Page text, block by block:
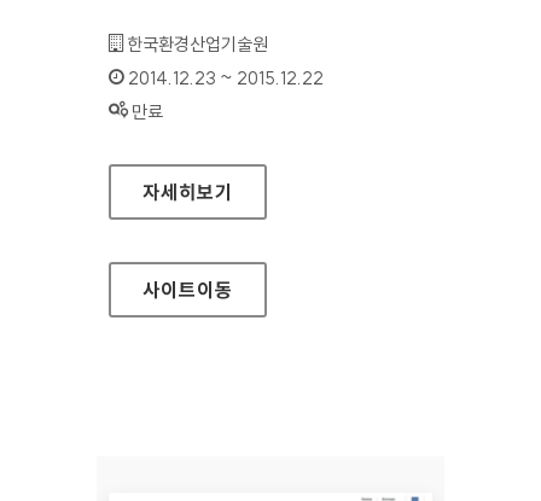
기관명 :
한국환경산업기술원
인증기간 :
2014.12.23 ~ 2015.12.22
상태 :
만료
환경신기술정보시스템 홈페이지
자세히보기
사이트이동